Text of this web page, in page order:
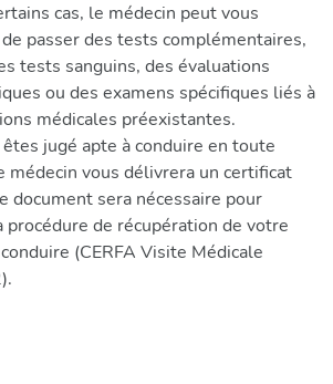
cas, le médecin peut vous
passer des tests complémentaires,
tests sanguins, des évaluations
ou des examens spécifiques liés à
médicales préexistantes.
êtes jugé apte à conduire en toute
médecin vous délivrera un certificat
document sera nécessaire pour
procédure de récupération de votre
(CERFA Visite Médicale